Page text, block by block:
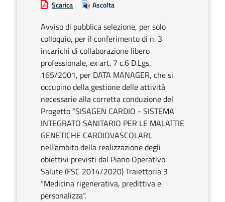
Scarica Ascolta
Avviso di pubblica selezione, per solo
colloquio, per il conferimento di n. 3
incarichi di collaborazione libero
professionale, ex art. 7 c.6 D.Lgs.
165/2001, per DATA MANAGER, che si
occupino della gestione delle attività
necessarie alla corretta conduzione del
Progetto “SISAGEN CARDIO - SISTEMA
INTEGRATO SANITARIO PER LE MALATTIE
GENETICHE CARDIOVASCOLARI,
nell’ambito della realizzazione degli
obiettivi previsti dal Piano Operativo
Salute (FSC 2014/2020) Traiettoria 3
“Medicina rigenerativa, predittiva e
personalizza”.